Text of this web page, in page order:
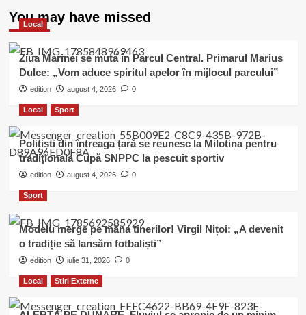
You may have missed
Local
Ziua Marinei se mută în Parcul Central. Primarul Marius
Dulce: „Vom aduce spiritul apelor în mijlocul parcului”
edition august 4, 2026 0
Local Sport
Polițiști din întreaga țară se reunesc la Milotina pentru
tradiționala Cupă SNPPC la pescuit sportiv
edition august 4, 2026 0
Sport
Modelu merge pe mâna tinerilor! Virgil Nițoi: „A devenit
o tradiție să lansăm fotbaliști”
edition iulie 31, 2026 0
Local Stiri Externe